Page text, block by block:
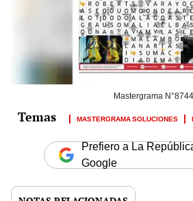
Mastergrama N°8744
MASTERGRAMA SOLUCIONES
Prefiero a La
Google